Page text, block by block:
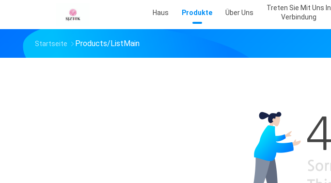
Haus Produkte Über Uns
Treten Sie Mit Uns In
Verbindung
Startseite Products/ListMain